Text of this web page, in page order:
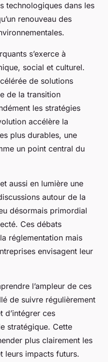
technologiques dans les
renouveau des
s’exerce à
social et culturel.
de solutions
de la transition
les stratégies
accélère la
plus durables, une
un point central du
aussi en lumière une
autour de la
désormais primordial
Ces débats
réglementation mais
envisagent leur
l’ampleur de ces
de suivre régulièrement
d’intégrer ces
stratégique. Cette
plus clairement les
leurs impacts futurs.